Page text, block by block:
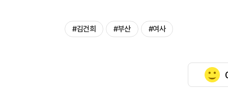
#김건희 #부산 #여사